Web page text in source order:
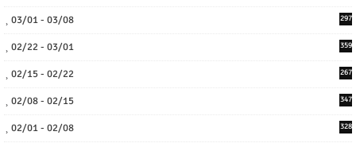
03/01 - 03/08 297
02/22 - 03/01 359
02/15 - 02/22 267
02/08 - 02/15 347
02/01 - 02/08 328